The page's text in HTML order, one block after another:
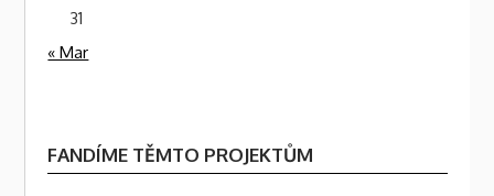
31
« Mar
FANDÍME TĚMTO PROJEKTŮM